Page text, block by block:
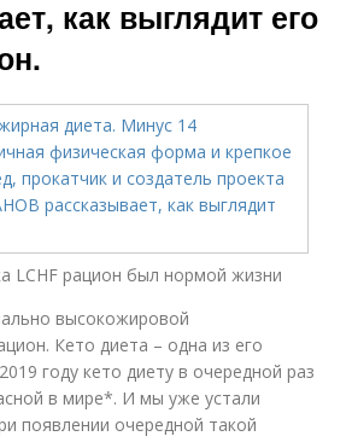
как выглядит его
LCHF рацион был нормой жизни
высокожировой
Кето диета – одна из его
году кето диету в очередной раз
в мире*. И мы уже устали
появлении очередной такой